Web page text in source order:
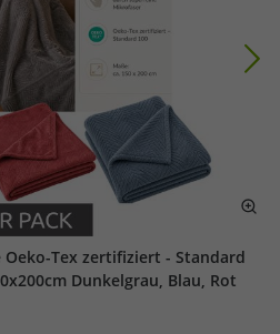
Oeko-Tex zertifiziert - Standard
Dunkelgrau, Blau, Rot